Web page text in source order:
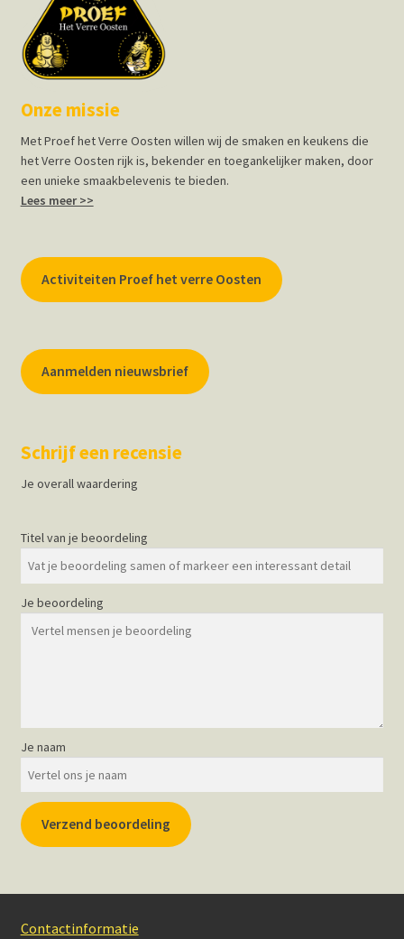
Onze missie
Met Proef het Verre Oosten willen wij de smaken en keukens die
het Verre Oosten rijk is, bekender en toegankelijker maken, door
een unieke smaakbelevenis te bieden.
Lees meer >>
Activiteiten Proef het verre Oosten
Aanmelden nieuwsbrief
Schrijf een recensie
Je overall waardering
Titel van je beoordeling
Je beoordeling
Je naam
Verzend beoordeling
Contactinformatie